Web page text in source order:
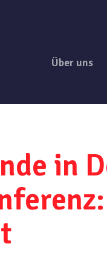
Über uns
in